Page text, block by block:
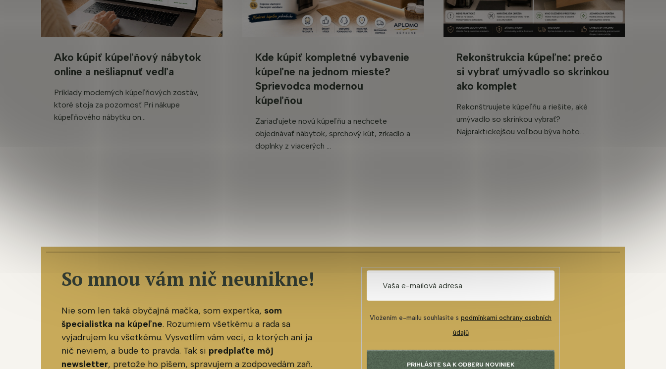
Ako kúpiť kúpeľňový nábytok
online a nešliapnuť vedľa
Príklady moderných kúpeľňových zostáv,
ktoré stoja za pozornosť Pri nákupe
kúpeľňového nábytku on...
Kde kúpiť kompletné vybavenie
kúpeľne na jednom mieste?
Sprievodca modernou
kúpeľňou
Zariaďujete novú kúpeľňu a nechcete
objednávať nábytok, sprchový kút, zrkadlo a
doplnky z viacerých ...
Rekonštrukcia kúpeľne: prečo
si vybrať umývadlo so skrinkou
ako komplet
Rekonštruujete kúpeľňu a riešite, aké
umývadlo so skrinkou vybrať?
Najpraktickejšou voľbou býva hoto...
So mnou vám nič neunikne!
Nie som len taká obyčajná mačka, som expertka, som
špecialistka na kúpeľne. Rozumiem všetkému a rada sa
vyjadrujem ku všetkému. Vysvetlím vám veci, o ktorých ani ja
nič neviem, a bude to pravda. Tak si predplaťte môj
newsletter, pretože ho píšem, spravujem a zodpovedám zaň.
Vložením e-mailu souhlasíte spodmínkami ochrany osobních
údajů
PRIHLÁSTE SA K ODBERU NOVINIEK